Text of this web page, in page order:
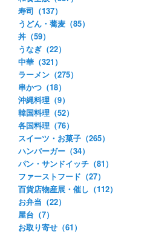
寿司（137）
うどん・蕎麦（85）
丼（59）
うなぎ（22）
中華（321）
ラーメン（275）
串かつ（18）
沖縄料理（9）
韓国料理（52）
各国料理（76）
スイーツ・お菓子（265）
ハンバーガー（34）
パン・サンドイッチ（81）
ファーストフード（27）
百貨店物産展・催し（112）
お弁当（22）
屋台（7）
お取り寄せ（61）